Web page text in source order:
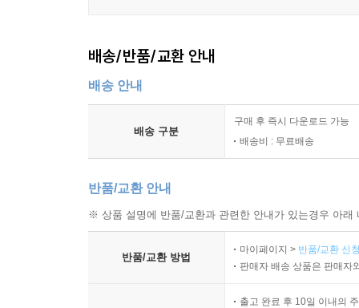
배송/반품/교환 안내
배송 안내
배송 구분
구매 후 즉시 다운로드 가능
배송비 : 무료배송
반품/교환 안내
※ 상품 설명에 반품/교환과 관련한 안내가 있는경우 아
반품/교환 방법
마이페이지 > 반품/교환 신
판매자 배송 상품은 판매자
출고 완료 후 10일 이내의